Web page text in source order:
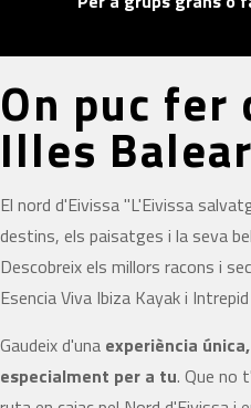
On puc fer
Illes
El nord d'Eivissa "L'Eivissa
destins, els paisatges i la seva
Descobreix els millors racons i
Esencia Viva Ibiza Kayak i
Gaudeix d'una experiència
especialment per a tu. Que no